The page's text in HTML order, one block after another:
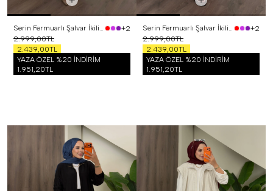
Serin Fermuarlı Şalvar İkili Takım Lila
+2
2.999,00TL
2.439,00TL
YAZA ÖZEL %20 İNDİRİM
1.951,20TL
Serin Fermuarlı Şalvar İkili Takım Kırmızı
+2
2.999,00TL
2.439,00TL
YAZA ÖZEL %20 İNDİRİM
1.951,20TL